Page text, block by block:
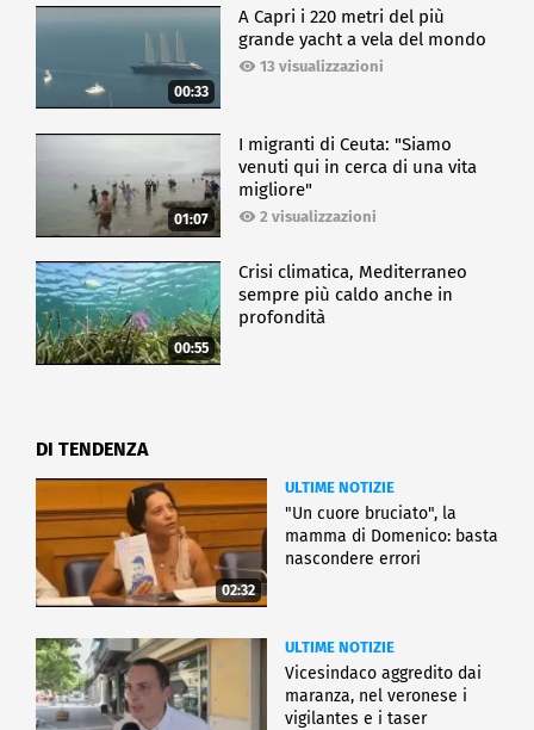
00:33
A Capri i 220 metri del più
grande yacht a vela del mondo
13 visualizzazioni
01:07
I migranti di Ceuta: "Siamo
venuti qui in cerca di una vita
migliore"
2 visualizzazioni
00:55
Crisi climatica, Mediterraneo
sempre più caldo anche in
profondità
DI TENDENZA
02:32
ULTIME NOTIZIE
"Un cuore bruciato", la
mamma di Domenico: basta
nascondere errori
ULTIME NOTIZIE
Vicesindaco aggredito dai
maranza, nel veronese i
vigilantes e i taser